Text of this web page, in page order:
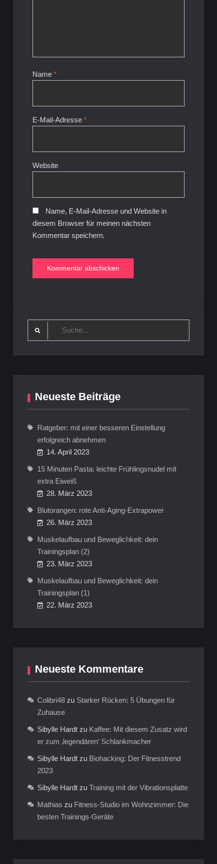
Name *
E-Mail-Adresse *
Website
Name, E-Mail-Adresse und Website in
diesem Browser für meinen nächsten
Kommentar speichern.
Neueste Beiträge
Ratgeber: mit einer besseren Einstellung
erfolgreich abnehmen
14. April 2023
15 Minuten Pasta: leichte Frühlingsnudel mit
extra Eiweiß
28. März 2023
Blutorangen: rote Anti-Aging-Extrapower
26. März 2023
Muskelaufbau und Beweglichkeit: dein
Trainingsplan (2)
23. März 2023
Muskelaufbau und Beweglichkeit: dein
Trainingsplan (1)
22. März 2023
Neueste Kommentare
Colibri48zu Starker Rücken: 5 Übungen für
Zuhause
Sibylle Hardtzu Kaffee: Mit diesem Zusatz wird
er zum ‚legendären‘ Schlankmacher
Sibylle Hardtzu Biohacking: Der Fitnesstrend
2023
Sibylle Hardtzu Training mit der Vibrationsplatte
Mathias zu Fitness-Studio im Wohnzimmer: Die
besten Trainings-Geräte